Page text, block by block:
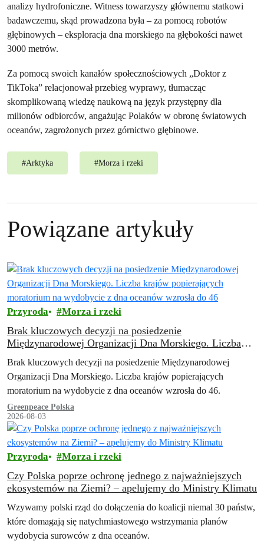
analizy hydrofoniczne. Witness towarzyszy głównemu statkowi
badawczemu, skąd prowadzona była – za pomocą robotów
głębinowych – eksploracja dna morskiego na głębokości nawet
3000 metrów.
Za pomocą swoich kanałów społecznościowych „Doktor z
TikToka” relacjonował przebieg wyprawy, tłumacząc
skomplikowaną wiedzę naukową na język przystępny dla
milionów odbiorców, angażując Polaków w obronę światowych
oceanów, zagrożonych przez górnictwo głębinowe.
#Arktyka #Morza i rzeki
Powiązane artykuły
Przyroda Morza i rzeki
Brak kluczowych decyzji na posiedzenie
Międzynarodowej Organizacji Dna Morskiego. Liczba
oceanów wzrosła do 46
Brak kluczowych decyzji na posiedzenie Międzynarodowej
Organizacji Dna Morskiego. Liczba krajów popierających
moratorium na wydobycie z dna oceanów wzrosła do 46.
Greenpeace Polska
2026-08-03
Przyroda Morza i rzeki
Czy Polska poprze ochronę jednego z najważniejszych
ekosystemów na Ziemi? – apelujemy do Ministry Klimatu
Wzywamy polski rząd do dołączenia do koalicji niemal 30 państw,
które domagają się natychmiastowego wstrzymania planów
wydobycia surowców z dna oceanów.